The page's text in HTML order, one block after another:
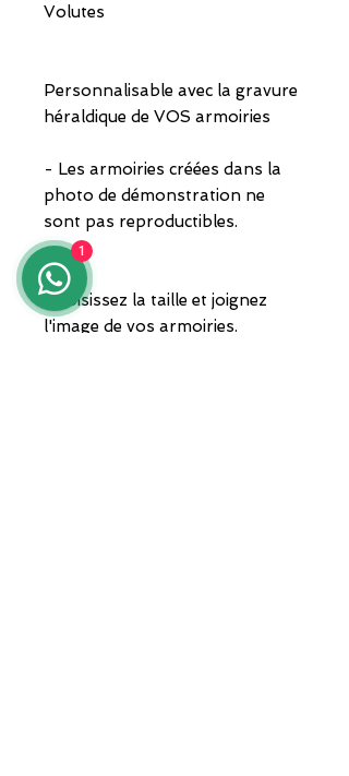
Volutes
Personnalisable avec la gravure
héraldique de VOS armoiries
- Les armoiries créées dans la
photo de démonstration ne
sont pas reproductibles.
Choisissez la taille et joignez
l'image de vos armoiries.
1